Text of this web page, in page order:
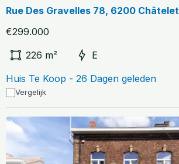
Rue Des Gravelles 78, 6200 Châtelet
€299.000
226 m²
E
Huis Te Koop - 26 Dagen geleden
Vergelijk